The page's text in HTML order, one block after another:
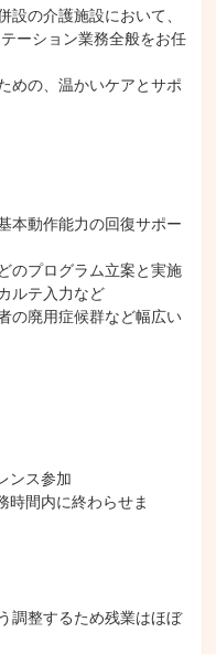
設の介護施設において、
ーション業務全般をお任
めの、温かいケアとサポ
本動作能力の回復サポー
のプログラム立案と実施
ルテ入力など
の廃用症候群など幅広い
ンス参加
時間内に終わらせま
調整するため残業はほぼ